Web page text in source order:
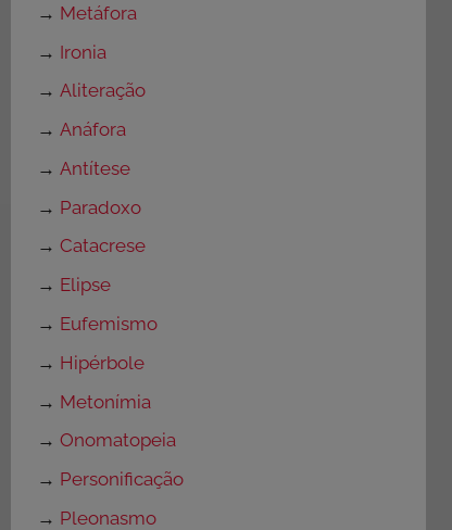
→ Metáfora
→ Ironia
→Aliteração
→Anáfora
→Antítese
→ Paradoxo
→Catacrese
→ Elipse
→ Eufemismo
→ Hipérbole
→ Metonímia
→Onomatopeia
→ Personificação
→ Pleonasmo